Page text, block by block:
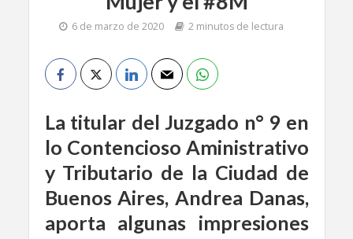
6 de marzo de 2020 2 minutos de lectura
La titular del Juzgado n° 9 en
lo Contencioso Aministrativo
y Tributario de la Ciudad de
Buenos Aires, Andrea Danas,
aporta algunas impresiones